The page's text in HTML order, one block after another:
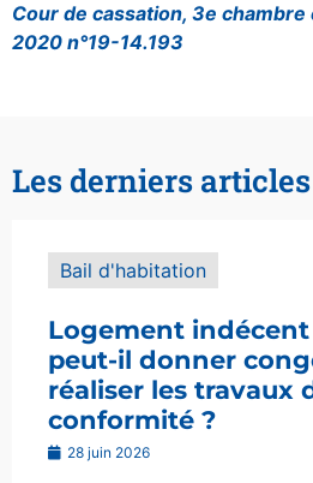
Cour de cassation, 3e chambre
2020 n°19-14.193
Les derniers articles
Bail d'habitation
Logement
peut-il donner
réaliser les travaux
conformité ?
28 juin 2026